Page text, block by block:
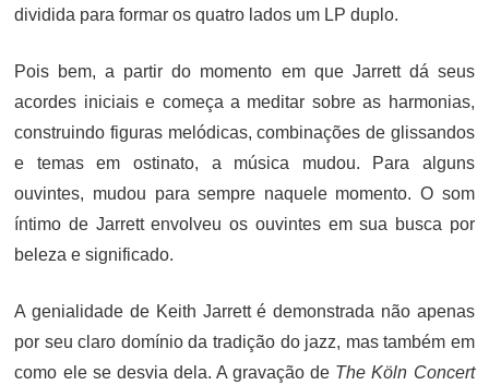
dividida para formar os quatro lados um LP duplo.
Pois bem, a partir do momento em que Jarrett dá seus
acordes iniciais e começa a meditar sobre as harmonias,
construindo figuras melódicas, combinações de glissandos
e temas em ostinato, a música mudou. Para alguns
ouvintes, mudou para sempre naquele momento. O som
íntimo de Jarrett envolveu os ouvintes em sua busca por
beleza e significado.
A genialidade de Keith Jarrett é demonstrada não apenas
por seu claro domínio da tradição do jazz, mas também em
como ele se desvia dela. A gravação de The Köln Concert